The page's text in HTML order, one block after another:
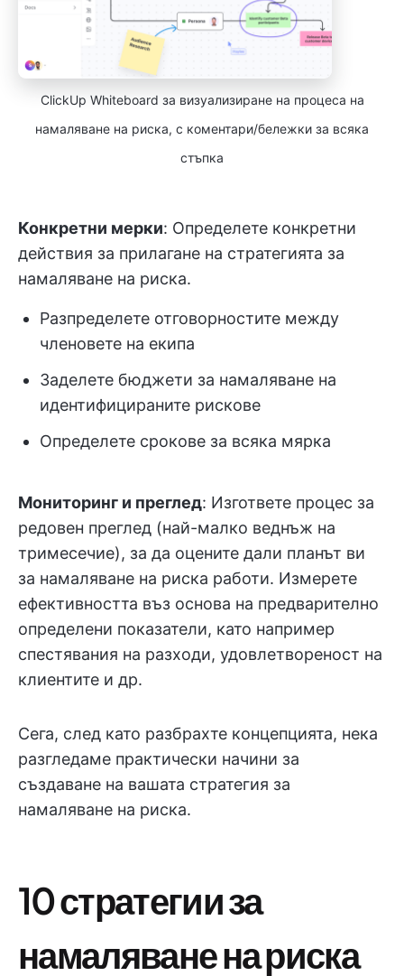
ClickUp Whiteboard за визуализиране на процеса на
намаляване на риска, с коментари/бележки за всяка
стъпка
Конкретни мерки: Определете конкретни
действия за прилагане на стратегията за
намаляване на риска.
Разпределете отговорностите между
членовете на екипа
Заделете бюджети за намаляване на
идентифицираните рискове
Определете срокове за всяка мярка
Мониторинг и преглед: Изгответе процес за
редовен преглед (най-малко веднъж на
тримесечие), за да оцените дали планът ви
за намаляване на риска работи. Измерете
ефективността въз основа на предварително
определени показатели, като например
спестявания на разходи, удовлетвореност на
клиентите и др.
Сега, след като разбрахте концепцията, нека
разгледаме практически начини за
създаване на вашата стратегия за
намаляване на риска.
10 стратегии за
намаляване на риска